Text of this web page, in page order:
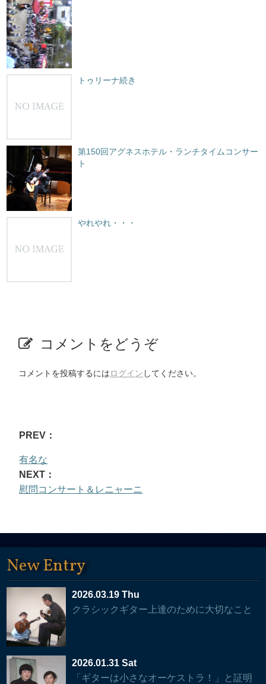
トゥリーナ続き
第150回アグネスホテル・ランチタイムコンサー
ト
やれやれ・・・
コメントをどうぞ
コメントを投稿するにはログイン してください。
PREV：
有名な
NEXT：
慰問コンサート＆レニャーニ
New Entry
2026.03.19 Thu
クラシックギター上達のために大切なこと
2026.01.31 Sat
「ギターは小さなオーケストラ！」と証明